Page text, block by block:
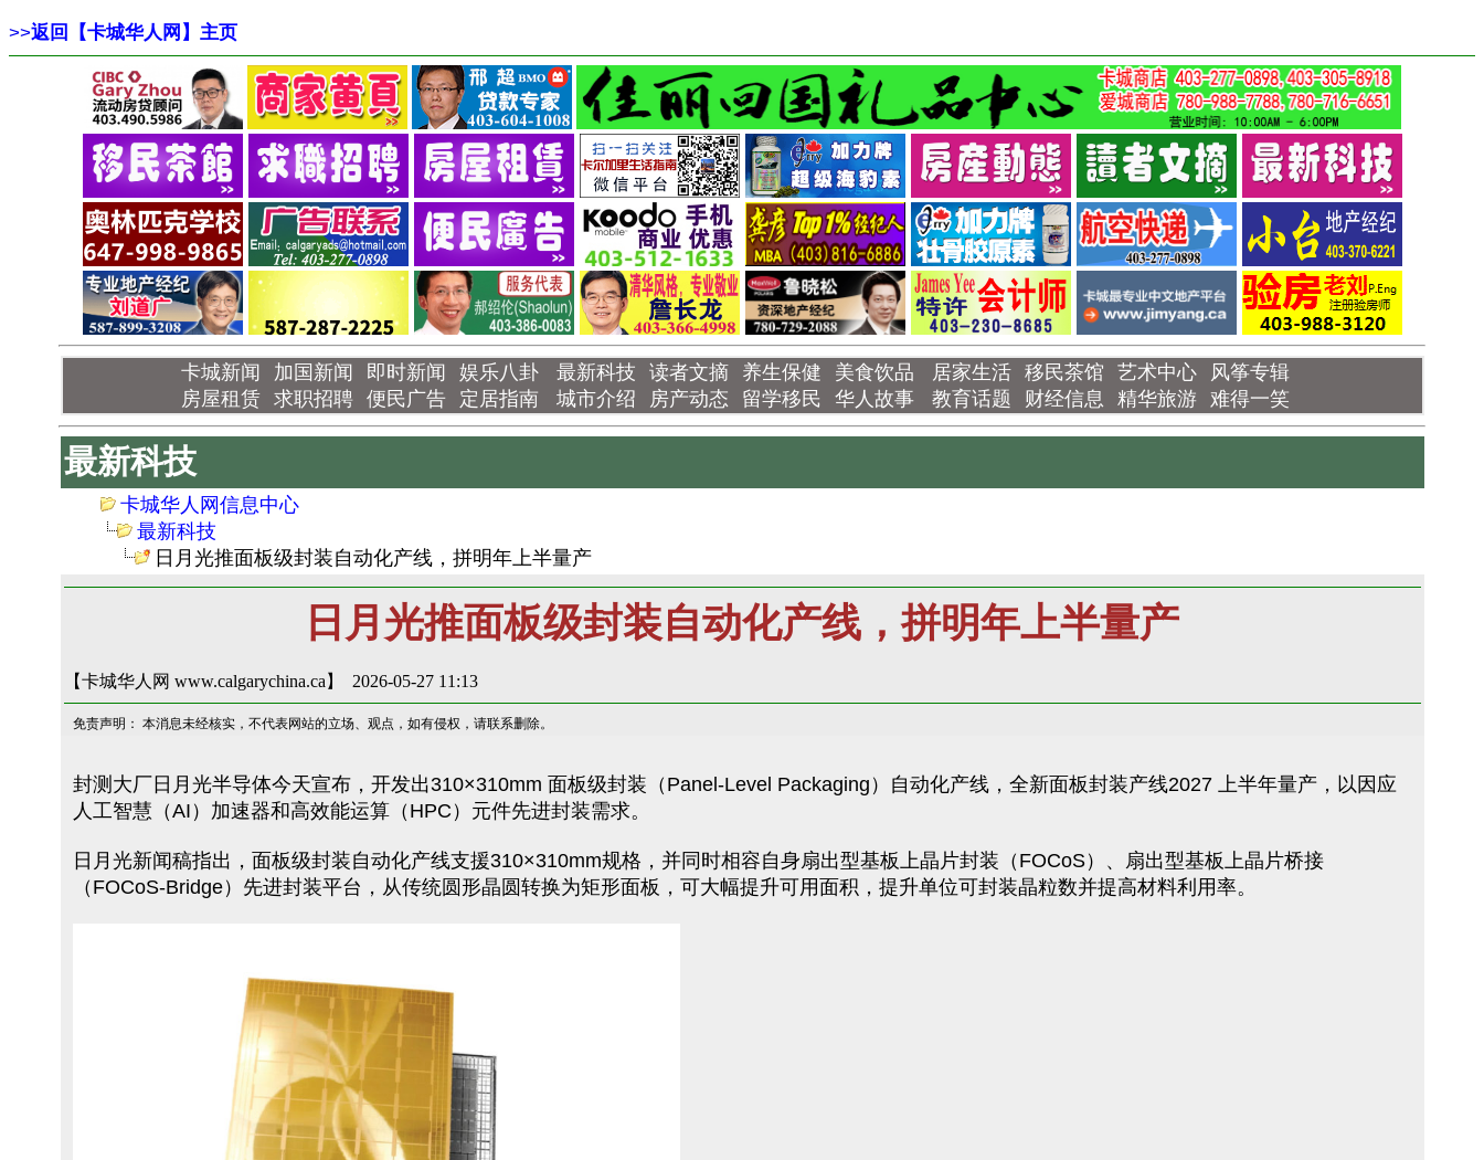
>>返回【卡城华人网】主页
卡城新闻 加国新闻 即时新闻 娱乐八卦 最新科技 读者文摘 养生保健 美食饮品 居家生活 移民茶馆 艺术中心
风筝专辑
房屋租赁 求职招聘 便民广告 定居指南 城市介绍 房产动态 留学移民 华人故事 教育话题 财经信息 精华旅游 难得一笑
最新科技
卡城华人网信息中心
最新科技
日月光推面板级封装自动化产线，拼明年上半量产
日月光推面板级封装自动化产线，拼明年上半量产
【卡城华人网 www.calgarychina.ca】 2026-05-27 11:13
免责声明： 本消息未经核实，不代表网站的立场、观点，如有侵权，请联系删除。
封测大厂日月光半导体今天宣布，开发出310×310mm 面板级封装（Panel-Level Packaging）自动化产线，全新面板封装产线2027 上半年量产，以因应
人工智慧（AI）加速器和高效能运算（HPC）元件先进封装需求。
日月光新闻稿指出，面板级封装自动化产线支援310×310mm规格，并同时相容自身扇出型基板上晶片封装（FOCoS）、扇出型基板上晶片桥接
（FOCoS-Bridge）先进封装平台，从传统圆形晶圆转换为矩形面板，可大幅提升可用面积，提升单位可封装晶粒数并提高材料利用率。